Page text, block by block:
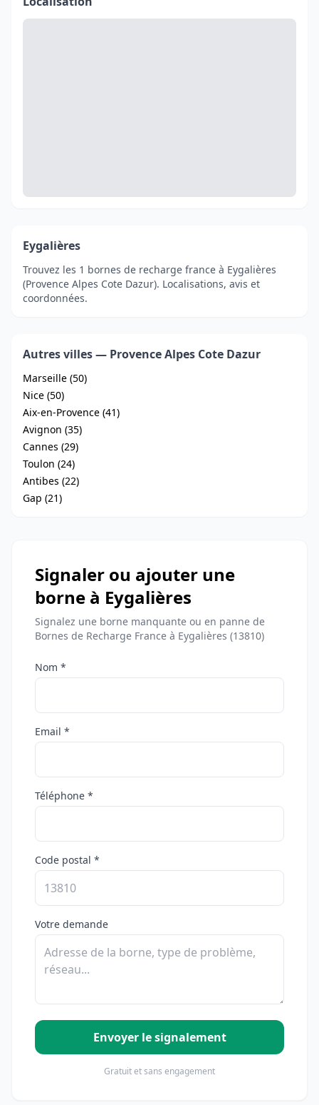
Eygalières
Trouvez les 1 bornes de recharge france à Eygalières
(Provence Alpes Cote Dazur). Localisations, avis et
coordonnées.
Autres villes — Provence Alpes Cote Dazur
Marseille (50)
Nice (50)
Aix-en-Provence (41)
Avignon (35)
Cannes (29)
Toulon (24)
Antibes (22)
Gap (21)
Signaler ou ajouter une
borne à Eygalières
Signalez une borne manquante ou en panne de
Bornes de Recharge France à Eygalières (13810)
Nom *
Email *
Téléphone *
Code postal *
Votre demande
Envoyer le signalement
Gratuit et sans engagement